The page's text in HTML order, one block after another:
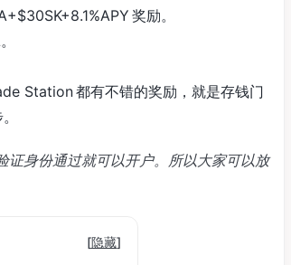
奖励。
Station 都有不错的奖励，就是存钱门
身份通过就可以开户。所以大家可以放
[隐藏]